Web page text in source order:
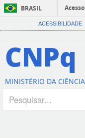
BRASIL
ACESSIBILIDADE
CNPq
MINISTÉRIO DA